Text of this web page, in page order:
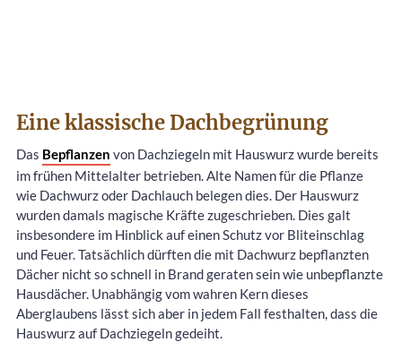
Eine klassische Dachbegrünung
Das Bepflanzen von Dachziegeln mit Hauswurz wurde bereits
im frühen Mittelalter betrieben. Alte Namen für die Pflanze
wie Dachwurz oder Dachlauch belegen dies. Der Hauswurz
wurden damals magische Kräfte zugeschrieben. Dies galt
insbesondere im Hinblick auf einen Schutz vor Bliteinschlag
und Feuer. Tatsächlich dürften die mit Dachwurz bepflanzten
Dächer nicht so schnell in Brand geraten sein wie unbepflanzte
Hausdächer. Unabhängig vom wahren Kern dieses
Aberglaubens lässt sich aber in jedem Fall festhalten, dass die
Hauswurz auf Dachziegeln gedeiht.